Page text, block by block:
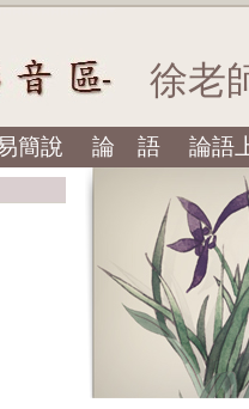
老師儒
簡說 論 語 論語